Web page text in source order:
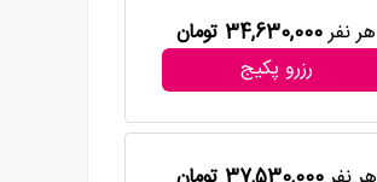
هر نفر34,630,000 تومان
رزرو پکیج